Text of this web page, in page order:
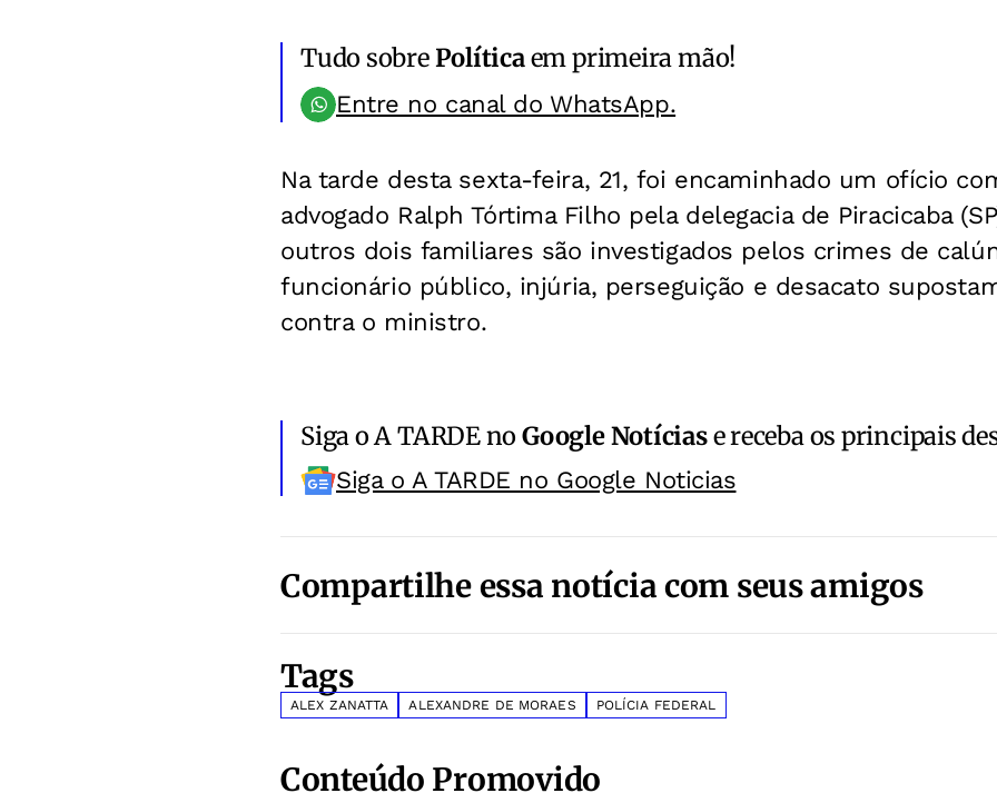
Tudo sobrePolíticaem primeira mão!
Entre no canal do WhatsApp.
Na tarde desta sexta-feira, 21, foi encaminhado um ofício
advogado Ralph Tórtima Filho pela delegacia de Piracicaba
outros dois familiares são investigados pelos crimes de
funcionário público, injúria, perseguição e desacato
contra o ministro.
Siga o A TARDE noGoogle Notíciase receba os principais
Siga o A TARDE no Google Noticias
Compartilhe essa notícia com seus amigos
Tags
ALEX ZANATTA ALEXANDRE DE MORAES POLÍCIA FEDERAL